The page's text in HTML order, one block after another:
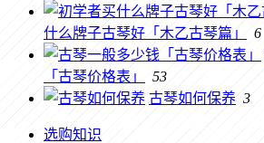
什么牌子古琴好「木乙古琴篇」
6
「古琴价格表」
53
古琴如何保养 3
选购知识